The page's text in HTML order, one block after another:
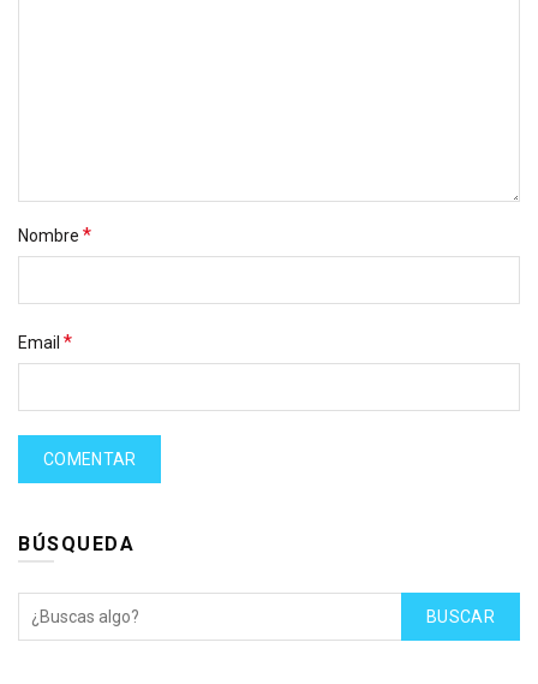
Nombre *
Email *
BÚSQUEDA
BUSCAR